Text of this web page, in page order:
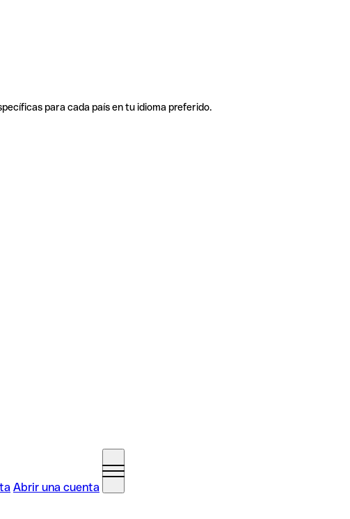
para cada país en tu idioma preferido.
Abrir una cuenta